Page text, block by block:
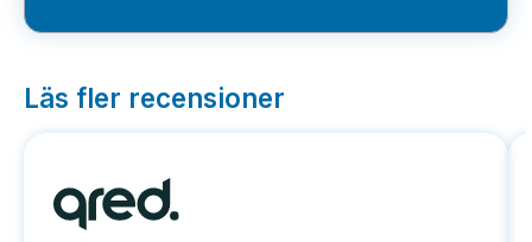
Läs fler recensioner